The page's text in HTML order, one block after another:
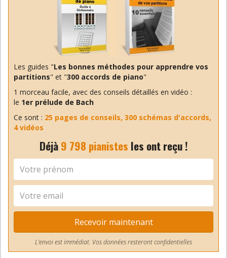
connais rien).
Tes commentaires sont très instructufs.
Encore merci ! (et c’est une idée amusante)
Benoit
24 mai 2026
Merci Marie. C’est moi qui ne
connaissais pas Einaudi
note…)
Répondre
30 mai 2026
Merci Benoît pour cette magnifique
Et effectivement, cette musique
minimaliste m’a tout de suite fait penser à Philippe
Glass. C’est super de suivre les commentaires en
écoutant la musique et le chant, très instructif!
ça donne envie de l’apprendre!
Les guides "Les bonnes méthodes pour apprendre vos
partitions" et "300 accords de piano"
1 morceau facile, avec des conseils détaillés en vidéo :
le 1er prélude de Bach
Ce sont : 25 pages de conseils, 300 schémas d'accords,
4 vidéos
Déjà9 798 pianistes les ont reçu !
Recevoir maintenant
L'envoi est immédiat. Vos données resteront confidentielles